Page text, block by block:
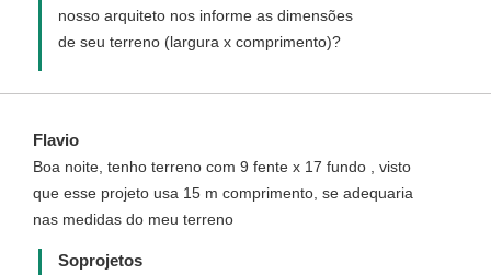
nosso arquiteto nos informe as dimensões
de seu terreno (largura x comprimento)?
Flavio
Boa noite, tenho terreno com 9 fente x 17 fundo , visto
que esse projeto usa 15 m comprimento, se adequaria
nas medidas do meu terreno
Soprojetos